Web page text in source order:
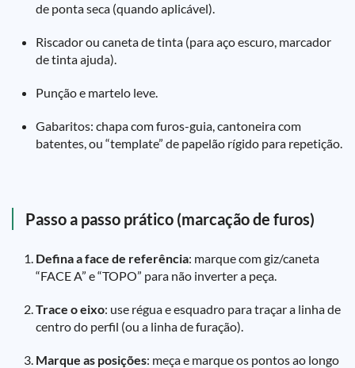
de ponta seca (quando aplicável).
Riscador ou caneta de tinta (para aço escuro, marcador
de tinta ajuda).
Punção e martelo leve.
Gabaritos: chapa com furos-guia, cantoneira com
batentes, ou “template” de papelão rígido para repetição.
Passo a passo prático (marcação de furos)
Defina a face de referência: marque com giz/caneta
“FACE A” e “TOPO” para não inverter a peça.
Trace o eixo: use régua e esquadro para traçar a linha de
centro do perfil (ou a linha de furação).
Marque as posições: meça e marque os pontos ao longo